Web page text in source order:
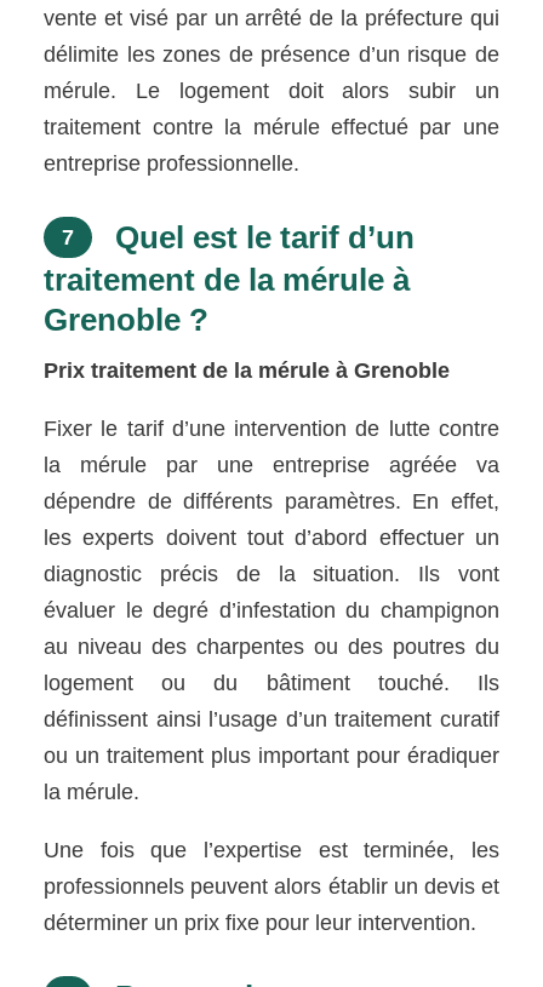
vente et visé par un arrêté de la préfecture qui
délimite les zones de présence d’un risque de
mérule. Le logement doit alors subir un
traitement contre la mérule effectué par une
entreprise professionnelle.
7
Quel est le tarif d’un
traitement de la mérule à
Grenoble ?
Prix traitement de la mérule à Grenoble
Fixer le tarif d’une intervention de lutte contre
la mérule par une entreprise agréée va
dépendre de différents paramètres. En effet,
les experts doivent tout d’abord effectuer un
diagnostic précis de la situation. Ils vont
évaluer le degré d’infestation du champignon
au niveau des charpentes ou des poutres du
logement ou du bâtiment touché. Ils
définissent ainsi l’usage d’un traitement curatif
ou un traitement plus important pour éradiquer
la mérule.
Une fois que l’expertise est terminée, les
professionnels peuvent alors établir un devis et
déterminer un prix fixe pour leur intervention.